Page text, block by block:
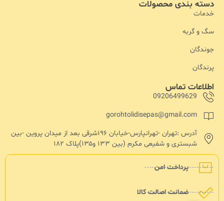
پرداخت امن
ضمانت اصالت کالا
اطلاعات تماس
09206499629
gorohtolidisepas@gmail.com
آدرس :تهران -تهرانپارس-خیابان ۱۹۶شرقی بعد از میدان پروین -بین
شبستری و شفیعی مکرم (بین ۱۳۳ و۱۳۵)پلاک ۱۸۲
دسته بندی محصولات
خدمات
سگ و گربه
جوندگان
پرندگان